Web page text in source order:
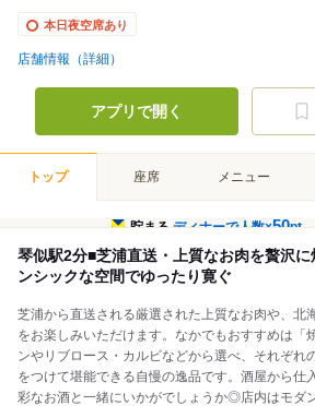
本日夜空席あり
店舗情報（詳細）
アプリで開く
トップ 座席 メニュー
貯まるディナーで人数×50pt
琴似駅2分■芝浦直送・上質なお肉を贅沢
ンシックな空間でゆったり寛ぐ
芝浦から直送される厳選された上質なお肉や、北
をお楽しみいただけます。なかでもおすすめは「
ンやリブロース・カルビなどから選べ、それぞれ
をつけて堪能できる自慢の逸品です。酒屋から仕
彩なお酒と一緒にいかがでしょうか◎店内はモダ